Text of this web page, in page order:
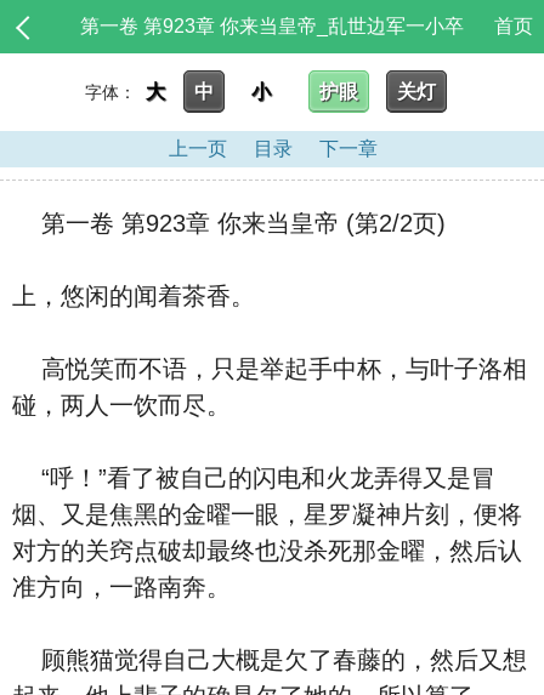
第一卷 第923章 你来当皇帝_乱世边军一小卒 首页
字体： 大 中 小 护眼 关灯
上一页 目录 下一章
第一卷 第923章 你来当皇帝 (第2/2页)
上，悠闲的闻着茶香。
高悦笑而不语，只是举起手中杯，与叶子洛相
碰，两人一饮而尽。
“呼！”看了被自己的闪电和火龙弄得又是冒
烟、又是焦黑的金曜一眼，星罗凝神片刻，便将
对方的关窍点破却最终也没杀死那金曜，然后认
准方向，一路南奔。
顾熊猫觉得自己大概是欠了春藤的，然后又想